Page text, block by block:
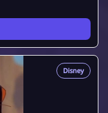
Disney